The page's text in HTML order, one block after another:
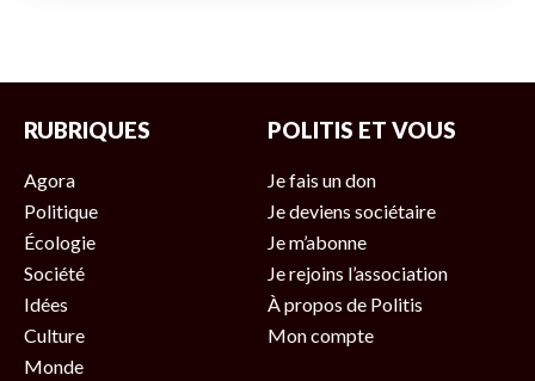
RUBRIQUES
Agora
Politique
Écologie
Société
Idées
Culture
Monde
POLITIS ET VOUS
Je fais un don
Je deviens sociétaire
Je m’abonne
Je rejoins l’association
À propos de Politis
Mon compte